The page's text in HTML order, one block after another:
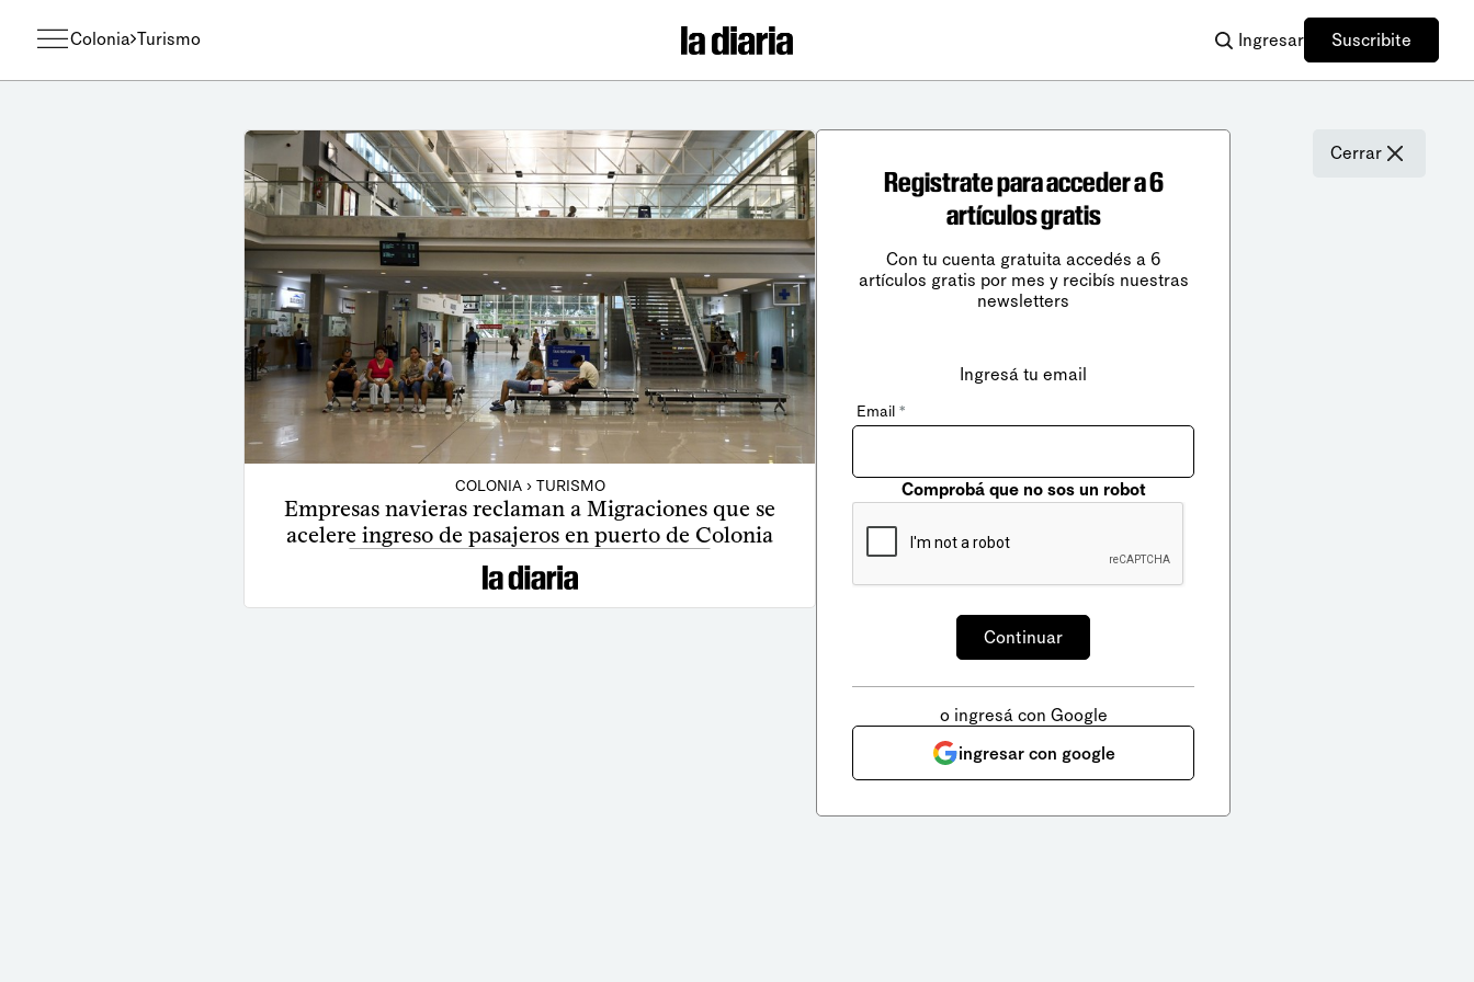
Colonia Turismo Ingresar Suscribite
COLONIA › TURISMO
Empresas navieras reclaman a Migraciones que se
acelere ingreso de pasajeros en puerto de Colonia
Cerrar
Registrate para acceder a 6
artículos gratis
Con tu cuenta gratuita accedés a 6
artículos gratis por mes y recibís nuestras
newsletters
Ingresá tu email
Email *
Comprobá que no sos un robot
o ingresá con Google
ingresar con google